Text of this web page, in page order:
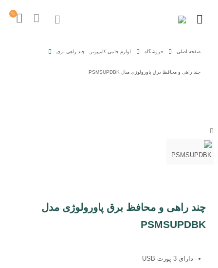
صفحه اصلی فروشگاه لوازم جانبی کامپیوتر چند راهی برق
چند راهی و محافظ برق پاورولوژی مدل PSMSUPDBK
چند راهی و محافظ برق پاورولوژی مدل
PSMSUPDBK
دارای 3 پورت USB